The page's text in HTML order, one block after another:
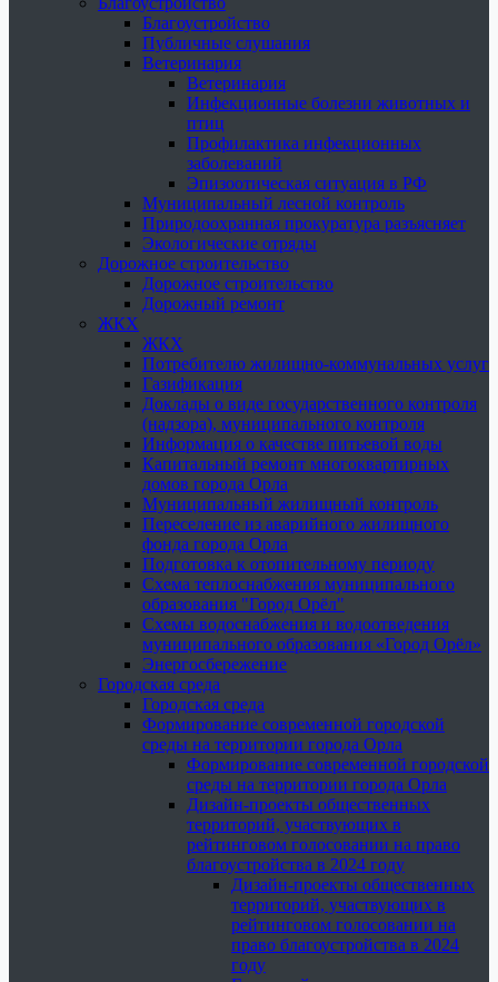
Благоустройство
Публичные слушания
Ветеринария
Ветеринария
Инфекционные болезни животных и
птиц
Профилактика инфекционных
заболеваний
Эпизоотическая ситуация в РФ
Муниципальный лесной контроль
Природоохранная прокуратура разъясняет
Экологические отряды
Дорожное строительство
Дорожное строительство
Дорожный ремонт
ЖКХ
ЖКХ
Потребителю жилищно-коммунальных услуг
Газификация
Доклады о виде государственного контроля
(надзора), муниципального контроля
Информация о качестве питьевой воды
Капитальный ремонт многоквартирных
домов города Орла
Муниципальный жилищный контроль
Переселение из аварийного жилищного
фонда города Орла
Подготовка к отопительному периоду
Схема теплоснабжения муниципального
образования "Город Орёл"
Схемы водоснабжения и водоотведения
муниципального образования «Город Орёл»
Энергосбережение
Городская среда
Городская среда
Формирование современной городской
среды на территории города Орла
Формирование современной городской
среды на территории города Орла
Дизайн-проекты общественных
территорий, участвующих в
рейтинговом голосовании на право
благоустройства в 2024 году
Дизайн-проекты общественных
территорий, участвующих в
рейтинговом голосовании на
право благоустройства в 2024
году